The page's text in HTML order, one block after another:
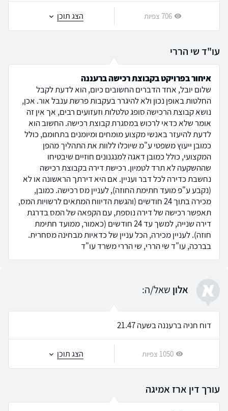
706 צפיות הצג תוכן
עו"ד שי הררי
איחור בפרויקט בקבוצת רכישה ברעננה
שלום יובל, אחד הדברים החשובים כיום, הוא לדעת לקבל
החלטות באופן נכון ולא להיגרר בעקבות פרשת ענבל אור. אכן,
נושא קבוצת הרכישה סופג טלטלות וזעזועים רבים, אך אין זה
אומר שלא כדאי לרכוש במסגרת קבוצת רכישה. החשוב הוא
לדעת להיעזר באנשי מקצוע מומחים ומיומנים בתחומם, כולל
כמובן ייעוץ משפטי ע"מ שיוכלו ללוות את התהליך מהפן
המקצועי, כולל כמובן דאגה למנגנונים חוזיים שיבטיחו
שההשקעה לא תרד לטמיון. רכישת דירה בקבוצת רכישה
נחשבת כדירה לכל דבר ועניין. אם היא דירתך הראשונה או לא
(נקבע ע"פ מועד חתימת החוזה), לעניין מס רכישה. כמובן,
מכירה בתוך 24 חודשים (והגשת הדיווח המתאים לרשויות המס,
תאפשר רכישה של דירה נוספת, עם הקפאה של המס בדרגת
דירה שנייה, למשך עד 24 חודשים (כאמור, ממועד חתימת
חוזה). לעניין מכירה, הכל עניין של כדאיות מבחינה מסחרית.
בברכה, עו"ד שי הררי, שי הררי משרד עו"ד
א אלון שאל/ה:
דוח חניה ברעננה בשעה 21.47
1050 צפיות הצג תוכן
עורך דין ארז אמיגה